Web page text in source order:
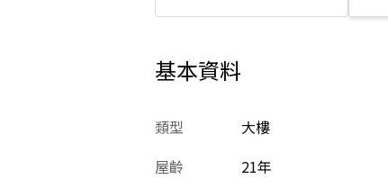
基本資料
類型
大樓
屋齡
21年